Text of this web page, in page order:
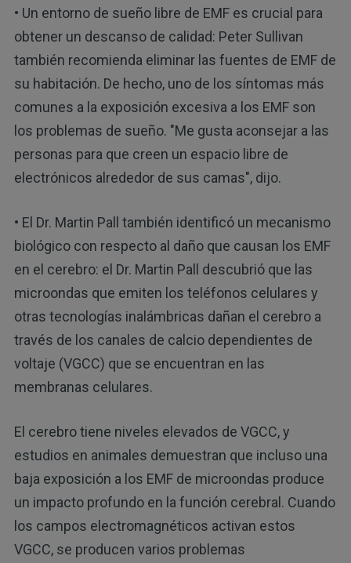
• Un entorno de sueño libre de EMF es crucial para
obtener un descanso de calidad: Peter Sullivan
también recomienda eliminar las fuentes de EMF de
su habitación. De hecho, uno de los síntomas más
comunes a la exposición excesiva a los EMF son
los problemas de sueño. "Me gusta aconsejar a las
personas para que creen un espacio libre de
electrónicos alrededor de sus camas", dijo.
• El Dr. Martin Pall también identificó un mecanismo
biológico con respecto al daño que causan los EMF
en el cerebro: el Dr. Martin Pall descubrió que las
microondas que emiten los teléfonos celulares y
otras tecnologías inalámbricas dañan el cerebro a
través de los canales de calcio dependientes de
voltaje (VGCC) que se encuentran en las
membranas celulares.
El cerebro tiene niveles elevados de VGCC, y
estudios en animales demuestran que incluso una
baja exposición a los EMF de microondas produce
un impacto profundo en la función cerebral. Cuando
los campos electromagnéticos activan estos
VGCC, se producen varios problemas